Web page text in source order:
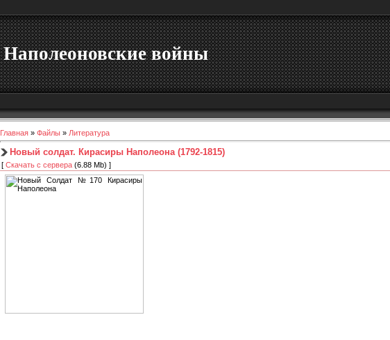
Наполеоновские войны
Главная » Файлы » Литература
Новый солдат. Кирасиры Наполеона (1792-1815)
[ Скачать с сервера (6.88 Mb) ]